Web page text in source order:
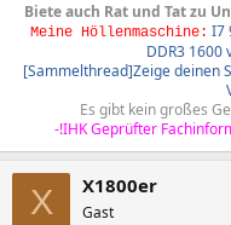
Biete auch Rat und Tat zu
Meine Höllenmaschine: I7
DDR3 1600
[Sammelthread]Zeige deinen
Es gibt kein großes
-!IHK Geprüfter
X X1800er
Gast